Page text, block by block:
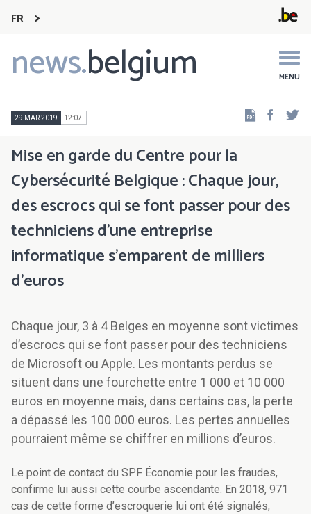
FR
news.belgium MENU
Main
navigation
29 MAR 2019 12:07
Mise en garde du Centre pour la
Cybersécurité Belgique : Chaque jour,
des escrocs qui se font passer pour des
techniciens d’une entreprise
informatique s’emparent de milliers
d’euros
Chaque jour, 3 à 4 Belges en moyenne sont victimes
d’escrocs qui se font passer pour des techniciens
de Microsoft ou Apple. Les montants perdus se
situent dans une fourchette entre 1 000 et 10 000
euros en moyenne mais, dans certains cas, la perte
a dépassé les 100 000 euros. Les pertes annuelles
pourraient même se chiffrer en millions d’euros.
Le point de contact du SPF Économie pour les fraudes,
confirme lui aussi cette courbe ascendante. En 2018, 971
cas de cette forme d’escroquerie lui ont été signalés,